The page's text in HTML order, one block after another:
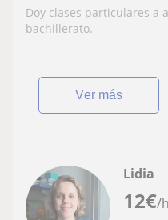
Doy clases particulares a
bachillerato.
ver más
12€/h
Lidia